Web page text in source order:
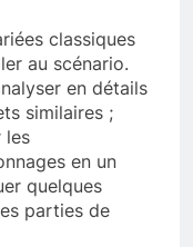
classiques
au scénario.
en détails
similaires ;
les
en un
quelques
parties de